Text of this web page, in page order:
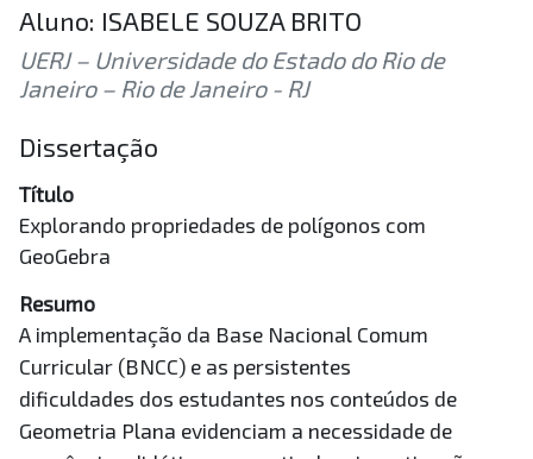
Aluno: ISABELE SOUZA BRITO
UERJ – Universidade do Estado do Rio de
Janeiro – Rio de Janeiro - RJ
Dissertação
Título
Explorando propriedades de polígonos com
GeoGebra
Resumo
A implementação da Base Nacional Comum
Curricular (BNCC) e as persistentes
dificuldades dos estudantes nos conteúdos de
Geometria Plana evidenciam a necessidade de